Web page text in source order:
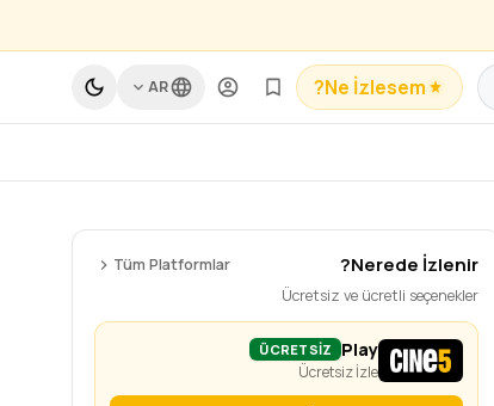
Ne İzlesem?
AR
Nerede İzlenir?
Tüm Platformlar
Ücretsiz ve ücretli seçenekler
Play
ÜCRETSİZ
Ücretsiz İzle